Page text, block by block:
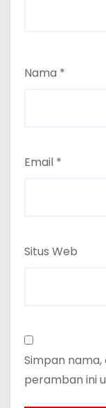
Nama *
Email *
Situs Web
Simpan
peramban ini